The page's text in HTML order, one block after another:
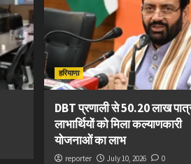
हरियाणा
DBT प्रणाली से 50.20 लाख
लाभार्थियों को मिला कल्याणकारी
योजनाओं का लाभ
reporter July 10, 2026 0